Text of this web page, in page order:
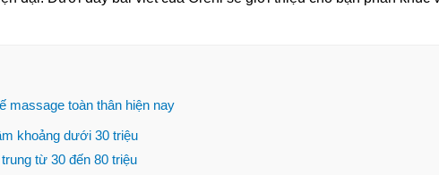
massage toàn thân hiện nay
khoảng dưới 30 triệu
từ 30 đến 80 triệu